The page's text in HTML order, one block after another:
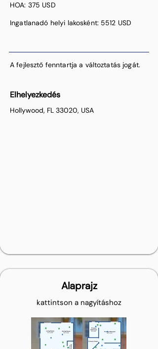
HOA: 375 USD
Ingatlanadó helyi lakosként: 5512 USD
A fejlesztő fenntartja a változtatás jogát.
Elhelyezkedés
Hollywood, FL 33020, USA
Alaprajz
kattintson a nagyításhoz